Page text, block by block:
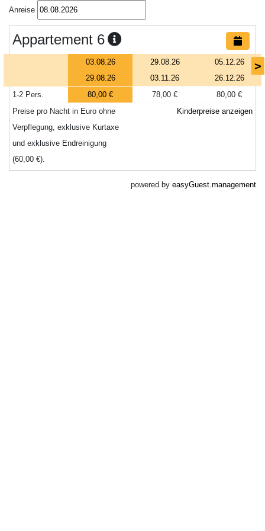
Anreise
Appartement 6
>
03.08.26
29.08.26
29.08.26
03.11.26
05.12.26
26.12.26
1-2 Pers.
80,00 € 78,00 €
80,00 €
Preise pro Nacht in Euro ohne
Verpflegung, exklusive Kurtaxe
und exklusive Endreinigung
(60,00 €).
Kinderpreise anzeigen
powered by easyGuest.management